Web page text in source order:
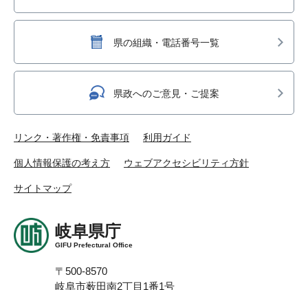
県の組織・電話番号一覧
県政へのご意見・ご提案
リンク・著作権・免責事項 利用ガイド
個人情報保護の考え方 ウェブアクセシビリティ方針
サイトマップ
岐阜県庁
GIFU Prefectural Office
〒500-8570
岐阜市薮田南2丁目1番1号